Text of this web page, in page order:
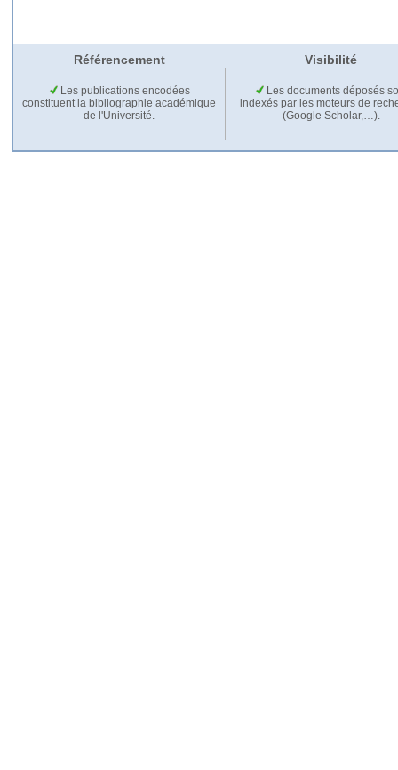
Référencement Visibilité
Les publications encodées
constituent la bibliographie académique
de l'Université.
Les documents déposés
indexés par les moteurs de
(Google Scholar,…).